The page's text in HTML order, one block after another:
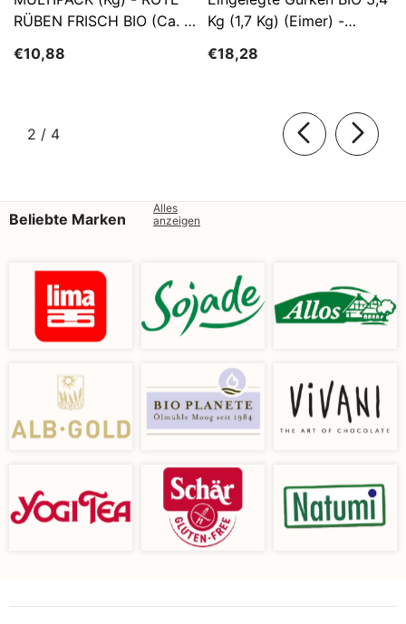
RÜBEN FRISCH BIO (ca. 5
€10,88
Kg (1,7 Kg) (Eimer) -
€18,28
2 / von
4
Beliebte Marken
Alles
anzeigen